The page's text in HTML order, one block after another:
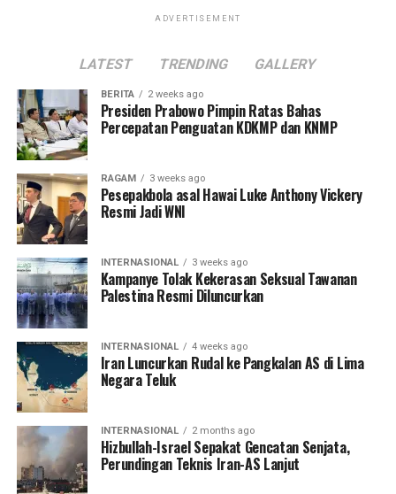
ADVERTISEMENT
LATEST TRENDING GALLERY
BERITA 2 weeks ago
Presiden Prabowo Pimpin Ratas Bahas
Percepatan Penguatan KDKMP dan KNMP
RAGAM 3 weeks ago
Pesepakbola asal Hawai Luke Anthony Vickery
Resmi Jadi WNI
INTERNASIONAL 3 weeks ago
Kampanye Tolak Kekerasan Seksual Tawanan
Palestina Resmi Diluncurkan
INTERNASIONAL 4 weeks ago
Iran Luncurkan Rudal ke Pangkalan AS di Lima
Negara Teluk
INTERNASIONAL 2 months ago
Hizbullah-Israel Sepakat Gencatan Senjata,
Perundingan Teknis Iran-AS Lanjut